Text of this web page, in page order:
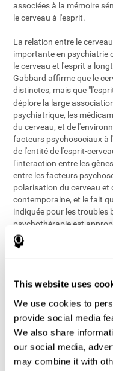
This website uses
We use cookies to
provide social media
We also share
our social media,
may combine it with
associées à la mémoire
le cerveau à l'esprit.
La relation entre le
importante en psychiatrie
le cerveau et l'esprit a
Gabbard affirme que le
distinctes, mais que
déplore la large
psychiatrique, les
du cerveau, et de
facteurs psychosociaux à
de l'entité de l'esprit-
l'interaction entre les
entre les facteurs
polarisation du cerveau et
contemporaine, et le fait
indiquée pour les troubles
psychothérapie est
ou de l'
, est, à son
en place de traitements
preuves en neuro-
basique de l'homme[5] .
des études en neuro-
psychothérapie chez les
obsessionnels-
unipolaire majeure, qui